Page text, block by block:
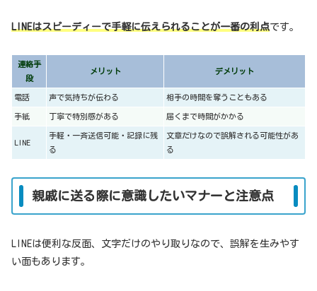
LINEはスピーディーで手軽に伝えられることが一番の利点です。
連絡手
段
メリット デメリット
電話 声で気持ちが伝わる 相手の時間を奪うこともある
手紙 丁寧で特別感がある 届くまで時間がかかる
LINE
手軽・一斉送信可能・記録に残
る
文章だけなので誤解される可能性があ
る
親戚に送る際に意識したいマナーと注意点
LINEは便利な反面、文字だけのやり取りなので、誤解を生みやす
い面もあります。